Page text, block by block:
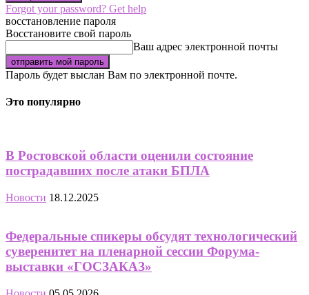
Forgot your password? Get help
восстановление пароля
Восстановите свой пароль
Ваш адрес электронной почты
Пароль будет выслан Вам по электронной почте.
Это популярно
В Ростовской области оценили состояние
пострадавших после атаки БПЛА
Новости 18.12.2025
Федеральные спикеры обсудят технологический
суверенитет на пленарной сессии Форума-
выставки «ГОСЗАКАЗ»